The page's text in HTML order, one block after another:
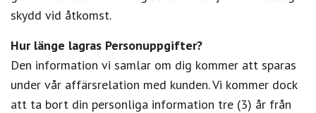
skydd vid åtkomst.
Hur länge lagras Personuppgifter?
Den information vi samlar om dig kommer att sparas
under vår affärsrelation med kunden. Vi kommer dock
att ta bort din personliga information tre (3) år från